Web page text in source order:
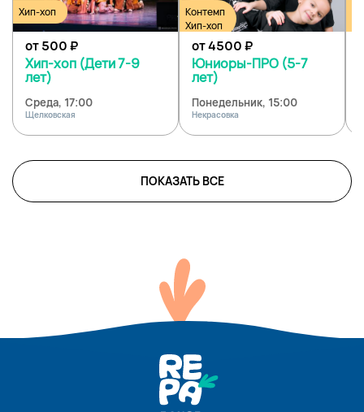
Хип-хоп
от 500₽
Хип-хоп (Дети 7-9
лет)
Среда, 17:00
Щелковская
Контемп
Хип-хоп
от 4500₽
Юниоры-ПРО (5-7
лет)
Понедельник, 15:00
Некрасовка
ПОКАЗАТЬ ВСЕ